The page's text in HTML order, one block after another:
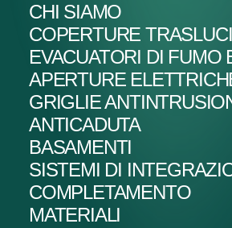
CHI SIAMO
COPERTURE
EVACUATORI DI FUMO
APERTURE
GRIGLIE
ANTICADUTA
BASAMENTI
SISTEMI DI
COMPLETAMENTO
MATERIALI